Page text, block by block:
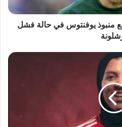
منبوذ يوفنتوس في حالة فشل